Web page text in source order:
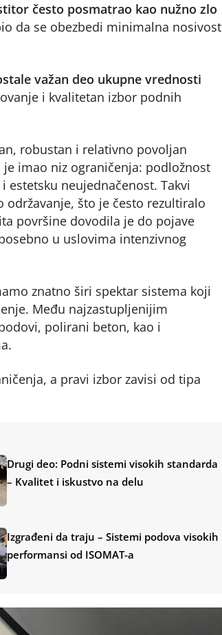
često posmatrao kao nužno zlo
da se obezbedi minimalna nosivost
važan deo ukupne vrednosti
i kvalitetan izbor podnih
robustan i relativno povoljan
imao niz ograničenja: podložnost
neujednačenost. Takvi
što je često rezultiralo
površine dovodila je do pojave
u uslovima intenzivnog
znatno širi spektar sistema koji
Među najzastupljenijim
polirani beton, kao i
a pravi izbor zavisi od tipa
Drugi deo: Podni sistemi visokih standarda
– Kvalitet i iskustvo na delu
Izgrađeni da traju – Sistemi podova visokih
performansi od ISOMAT-a